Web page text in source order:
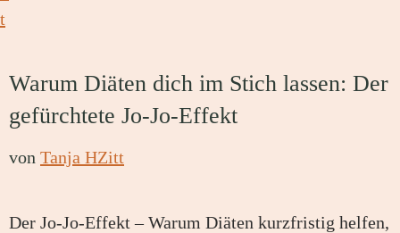
Warum Diäten dich im Stich lassen: Der
gefürchtete Jo-Jo-Effekt
von Tanja HZitt
Der Jo-Jo-Effekt – Warum Diäten kurzfristig helfen,